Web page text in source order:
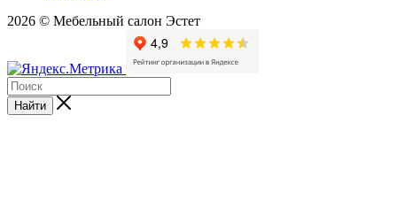
2026 © Мебельный салон Эстет
Найти